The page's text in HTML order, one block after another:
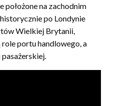
na zachodnim
po Londynie
Wielkiej Brytanii,
portu handlowego, a